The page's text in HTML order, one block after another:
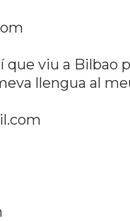
que viu a Bilbao
llengua al